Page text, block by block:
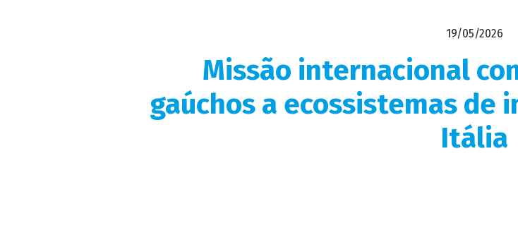
19/05/2026
Missão internacional
gaúchos a ecossistemas de
Itália